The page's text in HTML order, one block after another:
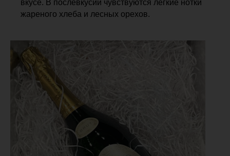
вкусе. В послевкусии чувствуются легкие нотки
жареного хлеба и лесных орехов.